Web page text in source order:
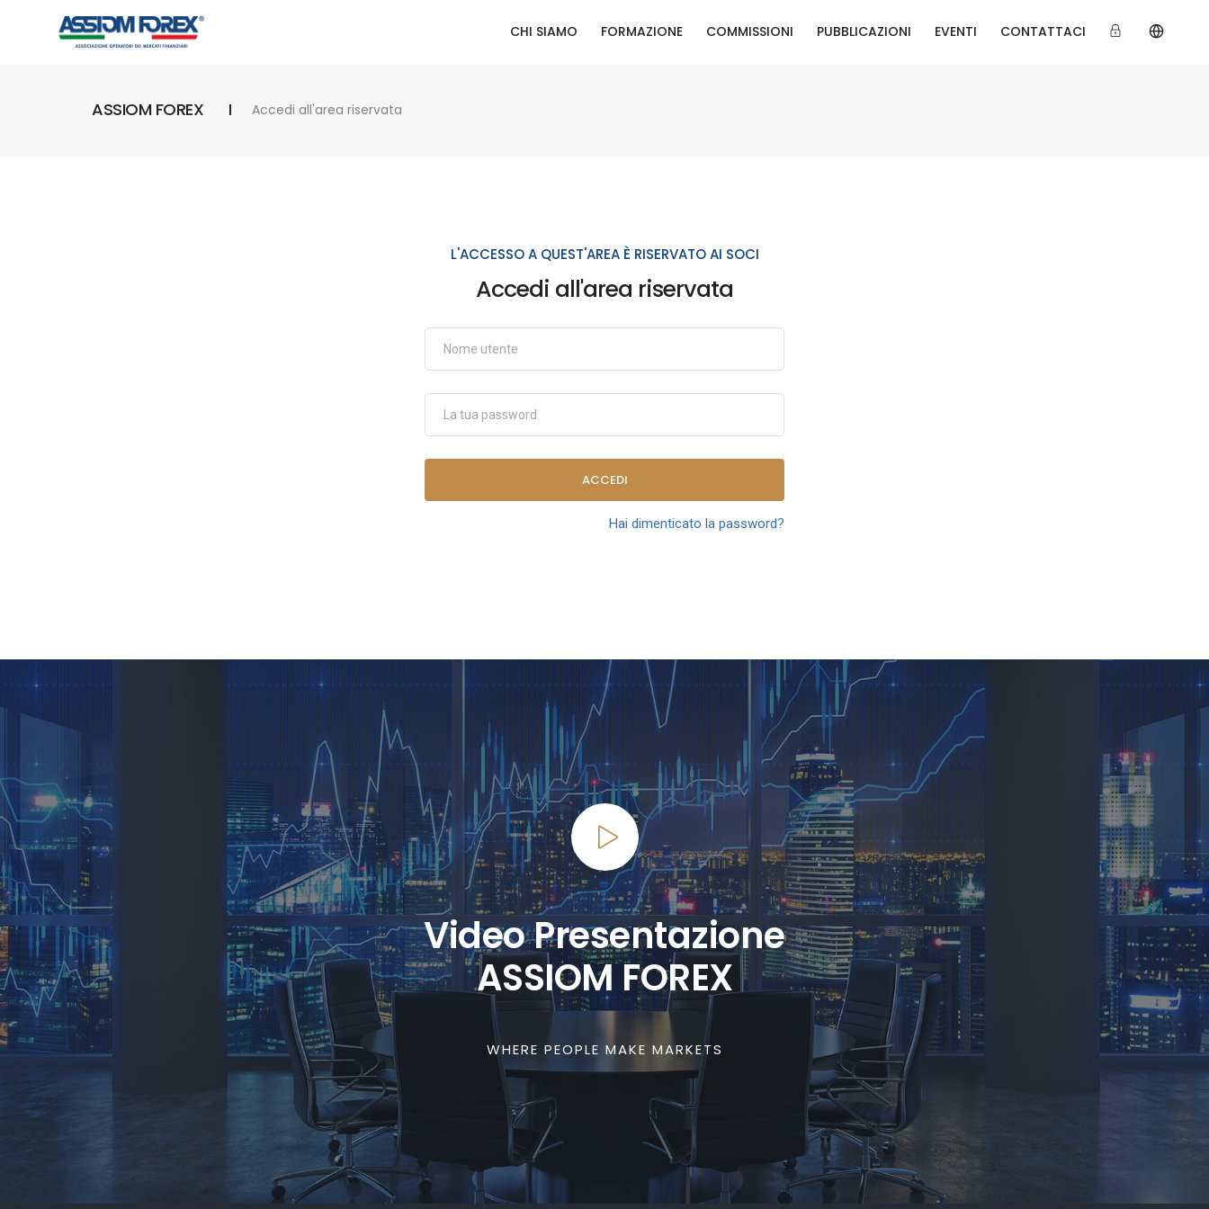
CHI SIAMO FORMAZIONE COMMISSIONI PUBBLICAZIONI EVENTI CONTATTACI
ASSIOM FOREX Accedi all'area riservata
L'ACCESSO A QUEST'AREA È RISERVATO AI SOCI
Accedi all'area riservata
ACCEDI
Hai dimenticato la password?
Video Presentazione
ASSIOM FOREX
WHERE PEOPLE MAKE MARKETS